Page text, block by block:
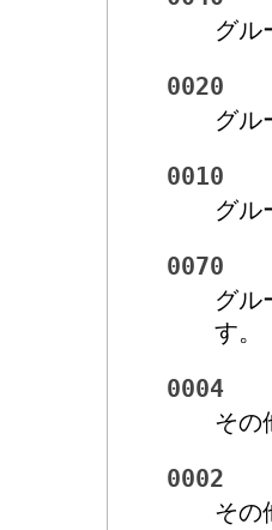
グル
0020
グル
0010
グル
0070
グル
す。
0004
その
0002
その